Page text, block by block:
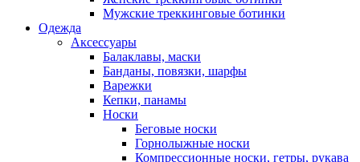
Мужские треккинговые ботинки
Одежда
Аксессуары
Балаклавы, маски
Банданы, повязки, шарфы
Варежки
Кепки, панамы
Носки
Беговые носки
Горнолыжные носки
Компрессионные носки, гетры, рукава